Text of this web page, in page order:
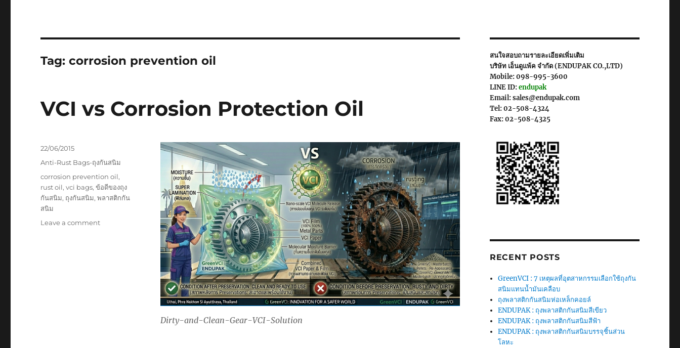
Tag:corrosion prevention oil
VCI vs Corrosion Protection Oil
Dirty-and-Clean-Gear-VCI-Solution
Posted
22/06/2015
Categories
Anti-Rust Bags-ถุงกันสนิม
Tags
corrosion prevention oil,
rust oil,vci bags,ข้อดีของถุง
กันสนิม, ถุงกันสนิม,พลาสติกกัน
สนิม
Leave a commenton
สนใจสอบถามรายละเอียดเพิ่มเติม
บริษัท เอ็นดูแพ้ค จำกัด (ENDUPAK CO.,LTD)
Mobile: 098-995-3600
LINE ID:endupak
Email: sales@endupak.com
Tel: 02-508-4324
Fax: 02-508-4325
RECENT POSTS
GreenVCI : 7 เหตุผลที่อุตสาหกรรมเลือกใช้ถุงกัน
สนิมแทนน้ำมันเคลือบ
ถุงพลาสติกกันสนิมห่อเหล็กคอยล์
ENDUPAK : ถุงพลาสติกกันสนิมสีเขียว
ENDUPAK : ถุงพลาสติกกันสนิมสีฟ้า
ENDUPAK : ถุงพลาสติกกันสนิมบรรจุชิ้นส่วน
โลหะ